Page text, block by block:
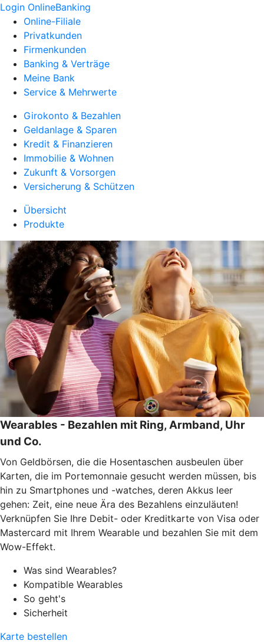
Login OnlineBanking
Online-Filiale
Privatkunden
Firmenkunden
Banking & Verträge
Meine Bank
Service & Mehrwerte
Girokonto & Bezahlen
Geldanlage & Sparen
Kredit & Finanzieren
Immobilie & Wohnen
Zukunft & Vorsorgen
Versicherung & Schützen
Übersicht
Produkte
Wearables - Bezahlen mit Ring, Armband, Uhr
und Co.
Von Geldbörsen, die die Hosentaschen ausbeulen über
Karten, die im Portemonnaie gesucht werden müssen, bis
hin zu Smartphones und -watches, deren Akkus leer
gehen: Zeit, eine neue Ära des Bezahlens einzuläuten!
Verknüpfen Sie Ihre Debit- oder Kreditkarte von Visa oder
Mastercard mit Ihrem Wearable und bezahlen Sie mit dem
Wow-Effekt.
Was sind Wearables?
Kompatible Wearables
So geht's
Sicherheit
Karte bestellen